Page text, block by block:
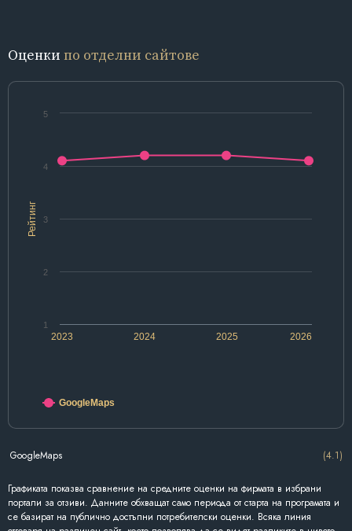
Оценки по отделни сайтове
Рейтинг
2024 2026
2023 2025
1
2
3
4
5
GoogleMaps
GoogleMaps (4.1)
Графиката показва сравнение на средните оценки на фирмата в избрани
портали за отзиви. Данните обхващат само периода от старта на програмата и
се базират на публично достъпни потребителски оценки. Всяка линия